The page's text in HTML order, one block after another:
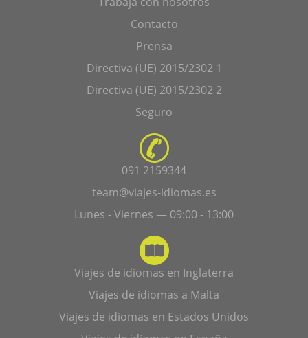
Contacto
Prensa
Directiva (UE) 2015/2302 1
Directiva (UE) 2015/2302 2
Seguro
091 2159344
team@viajes-idiomas.es
Lunes - Viernes — 09:00 - 13:00
Viajes de idiomas en Inglaterra
Viajes de idiomas a Malta
Viajes de idiomas en Estados Unidos